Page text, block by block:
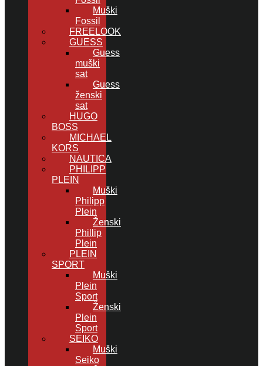
Muški
Fossil
FREELOOK
GUESS
Guess
muški
sat
Guess
ženski
sat
HUGO
BOSS
MICHAEL
KORS
NAUTICA
PHILIPP
PLEIN
Muški
Philipp
Plein
Ženski
Phillip
Plein
PLEIN
SPORT
Muški
Plein
Sport
Ženski
Plein
Sport
SEIKO
Muški
Seiko